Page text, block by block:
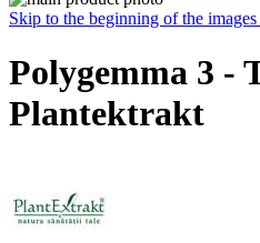
Skip to the beginning of the
Polygemma 3 -
Plantektrakt